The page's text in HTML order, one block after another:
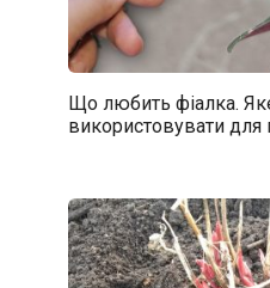
Що любить фіалка.
використовувати для